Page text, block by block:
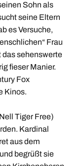
Sohn als
seine Eltern
es Versuche,
Frau
das sehenswerte
fieser Manier.
Fox
Kinos.
Tiger Free)
Kardinal
aus dem
begrüßt sie